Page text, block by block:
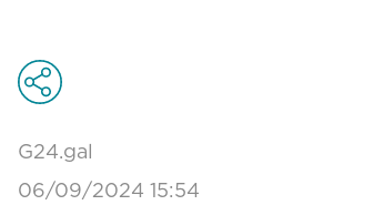
G24.gal
06/09/2024 15:54